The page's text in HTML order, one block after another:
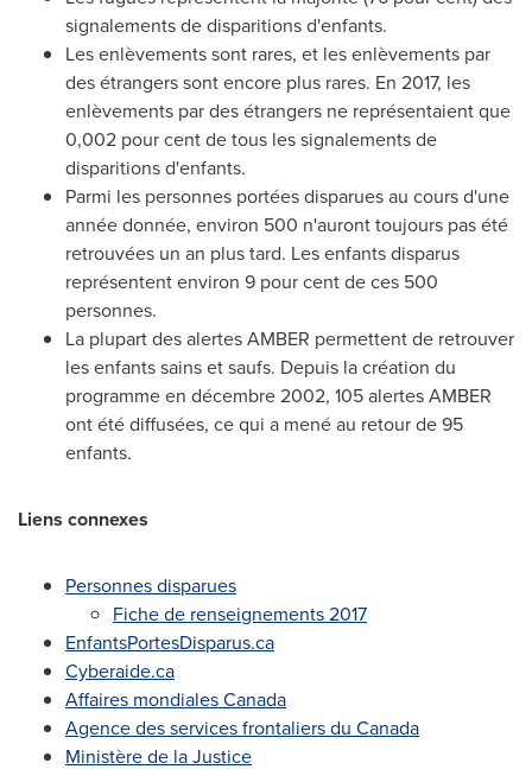
signalements de disparitions d'enfants.
Les enlèvements sont rares, et les enlèvements par
des étrangers sont encore plus rares. En 2017, les
enlèvements par des étrangers ne représentaient que
0,002 pour cent de tous les signalements de
disparitions d'enfants.
Parmi les personnes portées disparues au cours d'une
année donnée, environ 500 n'auront toujours pas été
retrouvées un an plus tard. Les enfants disparus
représentent environ 9 pour cent de ces 500
personnes.
La plupart des alertes AMBER permettent de retrouver
les enfants sains et saufs. Depuis lacréation du
programme en décembre 2002, 105 alertes AMBER
ont été diffusées, ce qui a mené au retour de 95
enfants.
Liens connexes
Personnes disparues
Fiche de renseignements 2017
EnfantsPortesDisparus.ca
Cyberaide.ca
Affaires mondialesCanada
Agence des services frontaliers du Canada
Ministère de laJustice